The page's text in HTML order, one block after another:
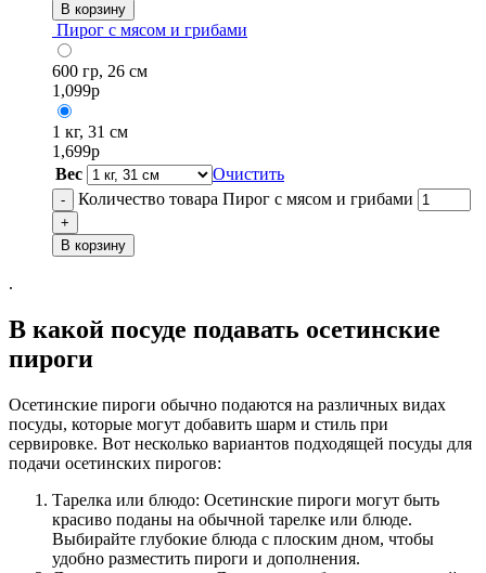
В корзину
Пирог с мясом и грибами
600 гр, 26 см
1,099р
1 кг, 31 см
1,699р
Вес
Очистить
- Количество товара Пирог с мясом и грибами
+
В корзину
.
В какой посуде подавать осетинские
пироги
Осетинские пироги обычно подаются на различных видах
посуды, которые могут добавить шарм и стиль при
сервировке. Вот несколько вариантов подходящей посуды для
подачи осетинских пирогов:
Тарелка или блюдо: Осетинские пироги могут быть
красиво поданы на обычной тарелке или блюде.
Выбирайте глубокие блюда с плоским дном, чтобы
удобно разместить пироги и дополнения.